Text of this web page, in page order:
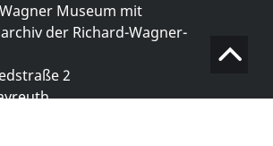
Museum mit
der Richard-Wagner-
2